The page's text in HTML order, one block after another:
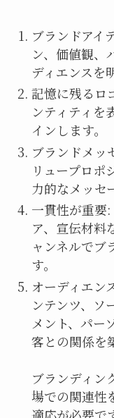
ブランドアイ
ン、価値観、
ディエンスを
記憶に残るロ
ンティティを
インします。
ブランドメッ
リュープロポ
力的なメッセ
一貫性が重要:
ア、宣伝材料
ャンネルでブ
す。
オーディエン
ンテンツ、ソ
メント、パー
客との関係を
ブランディン
場での関連性
適応が必要で